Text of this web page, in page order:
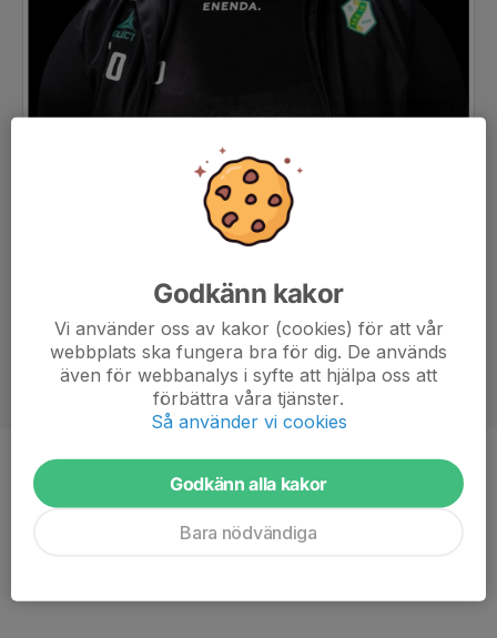
Titel
Tränare
Ålder
47 år
Godkänn kakor
Vi använder oss av kakor (cookies) för att vår
webbplats ska fungera bra för dig. De används
även för webbanalys i syfte att hjälpa oss att
förbättra våra tjänster.
Så använder vi cookies
Godkänn alla kakor
Bara nödvändiga